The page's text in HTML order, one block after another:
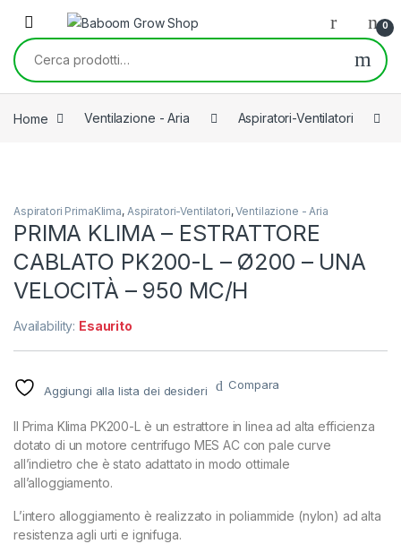
Skip to navigation
Skip to content
0
Cerca:
Home Ventilazione - Aria Aspiratori-Ventilatori
Aspiratori PrimaKlima, Aspiratori-Ventilatori,Ventilazione - Aria
PRIMA KLIMA – ESTRATTORE
CABLATO PK200-L – Ø200 – UNA
VELOCITÀ – 950 MC/H
Availability: Esaurito
Aggiungi alla lista dei desideri Compara
Il Prima Klima PK200-L è un estrattore in linea ad alta efficienza
dotato di un motore centrifugo MES AC con pale curve
all’indietro che è stato adattato in modo ottimale
all’alloggiamento.
L’intero alloggiamento è realizzato in poliammide (nylon) ad alta
resistenza agli urti e ignifuga.